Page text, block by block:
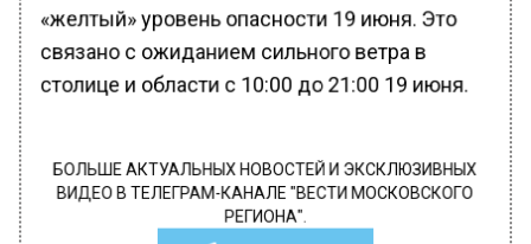
«желтый» уровень опасности 19 июня. Это
связано с ожиданием сильного ветра в
столице и области с 10:00 до 21:00 19 июня.
БОЛЬШЕ АКТУАЛЬНЫХ НОВОСТЕЙ И ЭКСКЛЮЗИВНЫХ
ВИДЕО В ТЕЛЕГРАМ-КАНАЛЕ "ВЕСТИ МОСКОВСКОГО
РЕГИОНА".